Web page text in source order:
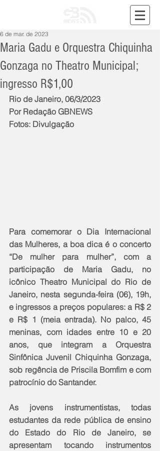
Maria Gadu e Orquestra Chiquinha
Gonzaga no Theatro Municipal;
ingresso R$1,00
6 de mar. de 2023
Rio de Janeiro, 06/3/2023
Por Redação GBNEWS
Fotos: Divulgação
Para comemorar o Dia Internacional
das Mulheres, a boa dica é o concerto
“De mulher para mulher”, com a
participação de Maria Gadu, no
icônico Theatro Municipal do Rio de
Janeiro, nesta segunda-feira (06), 19h,
e ingressos a preços populares: a R$ 2
e R$ 1 (meia entrada). No palco, 45
meninas, com idades entre 10 e 20
anos, que integram a Orquestra
Sinfônica Juvenil Chiquinha Gonzaga,
sob regência de Priscila Bomfim e com
patrocínio do Santander.
As jovens instrumentistas, todas
estudantes da rede pública de ensino
do Estado do Rio de Janeiro, se
apresentam tocando instrumentos